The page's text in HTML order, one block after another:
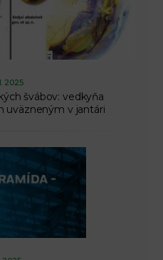
2025
švábov: vedkyňa
uväzneným v jantári